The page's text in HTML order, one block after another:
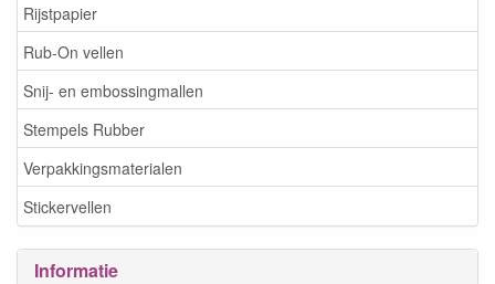
Rijstpapier
Rub-On vellen
Snij- en embossingmallen
Stempels Rubber
Verpakkingsmaterialen
Stickervellen
Informatie